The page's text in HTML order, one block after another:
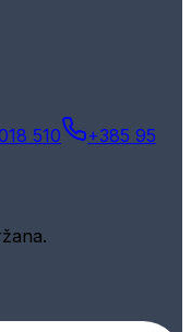
510
+385 95